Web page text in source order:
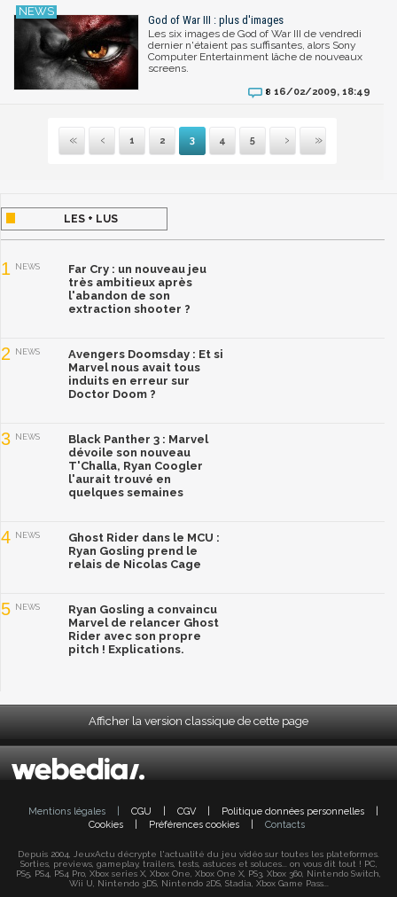
God of War III : plus d'images
Les six images de God of War III de vendredi
dernier n'étaient pas suffisantes, alors Sony
Computer Entertainment lâche de nouveaux
screens.
8 16/02/2009, 18:49
Première
Précédente
1 2 3 4 5
Suivante
Dernière
LES + LUS
1 NEWS
Far Cry : un nouveau jeu
très ambitieux après
l'abandon de son
extraction shooter ?
2 NEWS
Avengers Doomsday : Et si
Marvel nous avait tous
induits en erreur sur
Doctor Doom ?
3 NEWS
Black Panther 3 : Marvel
dévoile son nouveau
T'Challa, Ryan Coogler
l'aurait trouvé en
quelques semaines
4 NEWS
Ghost Rider dans le MCU :
Ryan Gosling prend le
relais de Nicolas Cage
5 NEWS
Ryan Gosling a convaincu
Marvel de relancer Ghost
Rider avec son propre
pitch ! Explications.
Afficher la version classique de cette page
Mentions légales CGU CGV Politique données personnelles
Cookies
Préférences cookies Contacts
Depuis 2004, JeuxActu décrypte l'actualité du jeu vidéo sur toutes les plateformes.
Sorties, previews, gameplay, trailers, tests, astuces et soluces... on vous dit tout ! PC,
PS5, PS4, PS4 Pro, Xbox series X, Xbox One, Xbox One X, PS3, Xbox 360, Nintendo Switch,
Wii U, Nintendo 3DS, Nintendo 2DS, Stadia, Xbox Game Pass...